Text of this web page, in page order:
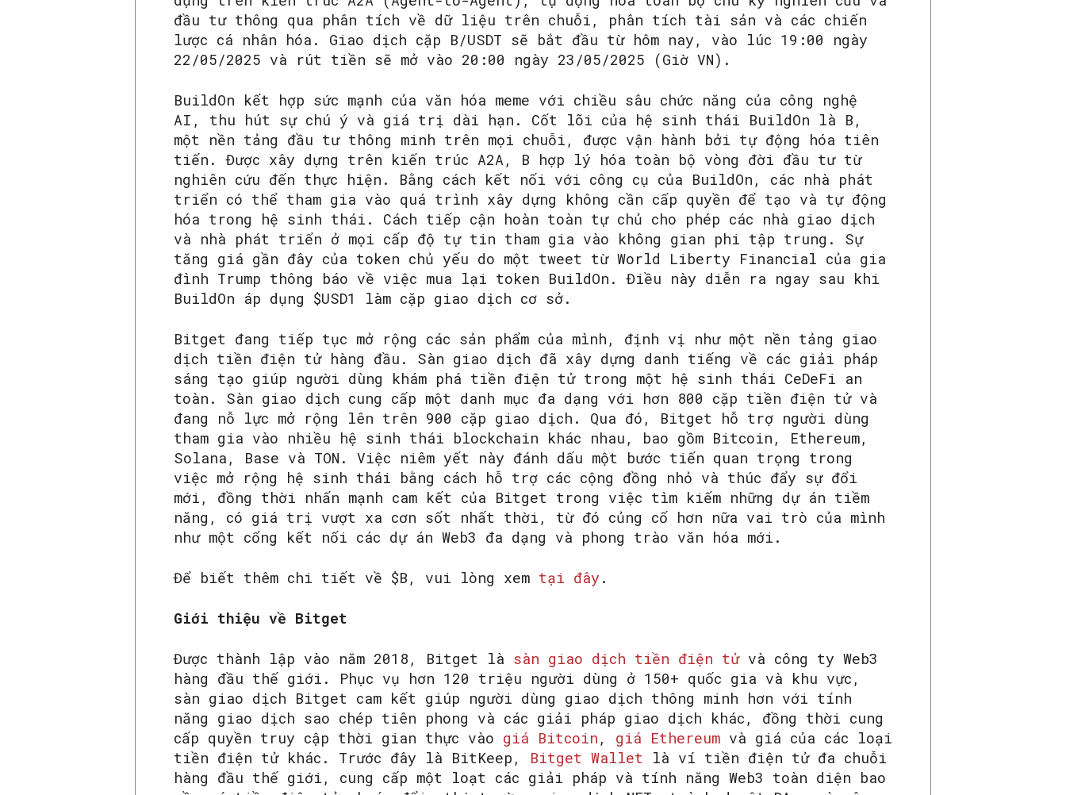
đầu tư thông qua phân tích về dữ liệu trên chuỗi, phân tích tài sản và các chiến
lược cá nhân hóa. Giao dịch cặp B/USDT sẽ bắt đầu từ hôm nay, vào lúc 19:00 ngày
22/05/2025 và rút tiền sẽ mở vào 20:00 ngày 23/05/2025 (Giờ VN).
BuildOn kết hợp sức mạnh của văn hóa meme với chiều sâu chức năng của công nghệ
AI, thu hút sự chú ý và giá trị dài hạn. Cốt lõi của hệ sinh thái BuildOn là B,
một nền tảng đầu tư thông minh trên mọi chuỗi, được vận hành bởi tự động hóa tiên
tiến. Được xây dựng trên kiến trúc A2A, B hợp lý hóa toàn bộ vòng đời đầu tư từ
nghiên cứu đến thực hiện. Bằng cách kết nối với công cụ của BuildOn, các nhà phát
triển có thể tham gia vào quá trình xây dựng không cần cấp quyền để tạo và tự động
hóa trong hệ sinh thái. Cách tiếp cận hoàn toàn tự chủ cho phép các nhà giao dịch
và nhà phát triển ở mọi cấp độ tự tin tham gia vào không gian phi tập trung. Sự
tăng giá gần đây của token chủ yếu do một tweet từ World Liberty Financial của gia
đình Trump thông báo về việc mua lại token BuildOn. Điều này diễn ra ngay sau khi
BuildOn áp dụng $USD1 làm cặp giao dịch cơ sở.
Bitget đang tiếp tục mở rộng các sản phẩm của mình, định vị như một nền tảng giao
dịch tiền điện tử hàng đầu. Sàn giao dịch đã xây dựng danh tiếng về các giải pháp
sáng tạo giúp người dùng khám phá tiền điện tử trong một hệ sinh thái CeDeFi an
toàn. Sàn giao dịch cung cấp một danh mục đa dạng với hơn 800 cặp tiền điện tử và
đang nỗ lực mở rộng lên trên 900 cặp giao dịch. Qua đó, Bitget hỗ trợ người dùng
tham gia vào nhiều hệ sinh thái blockchain khác nhau, bao gồm Bitcoin, Ethereum,
Solana, Base và TON. Việc niêm yết này đánh dấu một bước tiến quan trọng trong
việc mở rộng hệ sinh thái bằng cách hỗ trợ các cộng đồng nhỏ và thúc đẩy sự đổi
mới, đồng thời nhấn mạnh cam kết của Bitget trong việc tìm kiếm những dự án tiềm
năng, có giá trị vượt xa cơn sốt nhất thời, từ đó củng cố hơn nữa vai trò của mình
như một cổng kết nối các dự án Web3 đa dạng và phong trào văn hóa mới.
Để biết thêm chi tiết về $B, vui lòng xem tại đây .
Giới thiệu về Bitget
Được thành lập vào năm 2018, Bitget là sàn giao dịch tiền điện tửvà công ty Web3
hàng đầu thế giới. Phục vụ hơn 120 triệu người dùng ở 150+ quốc gia và khu vực,
sàn giao dịch Bitget cam kết giúp người dùng giao dịch thông minh hơn với tính
năng giao dịch sao chép tiên phong và các giải pháp giao dịch khác, đồng thời cung
cấp quyền truy cập thời gian thực vào giá Bitcoin , giá Ethereum và giá của các loại
tiền điện tử khác. Trước đây là BitKeep, Bitget Wallet là ví tiền điện tử đa chuỗi
hàng đầu thế giới, cung cấp một loạt các giải pháp và tính năng Web3 toàn diện bao